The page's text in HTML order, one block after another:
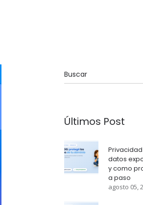
Últimos Post
Privacidad
datos
y como
a paso
agosto 05,